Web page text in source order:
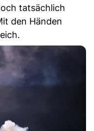
tatsächlich
den Händen